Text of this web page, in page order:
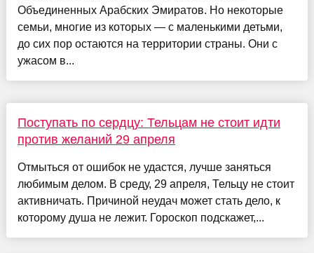
Объединенных Арабских Эмиратов. Но некоторые
семьи, многие из которых — с маленькими детьми,
до сих пор остаются на территории страны. Они с
ужасом в...
Поступать по сердцу: Тельцам не стоит идти
против желаний 29 апреля
Отмыться от ошибок не удастся, лучше заняться
любимым делом. В среду, 29 апреля, Тельцу не стоит
активничать. Причиной неудач может стать дело, к
которому душа не лежит. Гороскоп подскажет,...